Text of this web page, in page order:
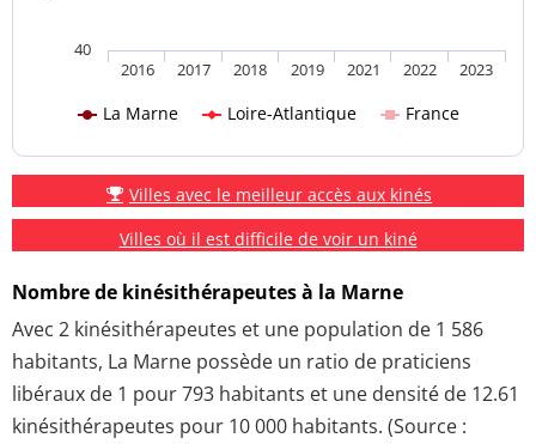
La Marne Loire-Atlantique France
2016 2017 2018 2019 2021 2022 2023
40
Villes avec le meilleur accès aux kinés
Villes où il est difficile de voir un kiné
Nombre de kinésithérapeutes à la Marne
Avec 2 kinésithérapeutes et une population de 1 586
habitants, La Marne possède un ratio de praticiens
libéraux de 1 pour 793 habitants et une densité de 12.61
kinésithérapeutes pour 10 000 habitants. (Source :